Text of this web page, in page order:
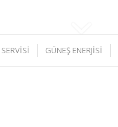
GÜNEŞ ENERJİSİ